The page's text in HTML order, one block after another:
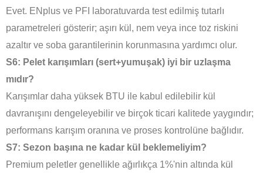
Evet. ENplus ve PFI laboratuvarda test edilmiş tutarlı
parametreleri gösterir; aşırı kül, nem veya ince toz riskini
azaltır ve soba garantilerinin korunmasına yardımcı olur.
S6: Pelet karışımları (sert+yumuşak) iyi bir uzlaşma
mıdır?
Karışımlar daha yüksek BTU ile kabul edilebilir kül
davranışını dengeleyebilir ve birçok ticari kalitede yaygındır;
performans karışım oranına ve proses kontrolüne bağlıdır.
S7: Sezon başına ne kadar kül beklemeliyim?
Premium peletler genellikle ağırlıkça 1%'nin altında kül